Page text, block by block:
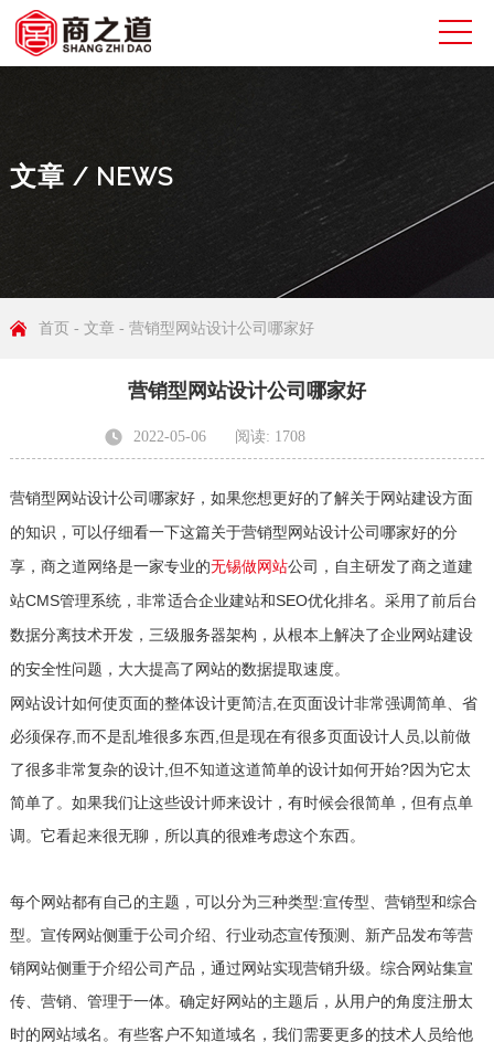
文章 / NEWS
首页 - 文章- 营销型网站设计公司哪家好
营销型网站设计公司哪家好
2022-05-06 阅读: 1708
营销型网站设计公司哪家好，如果您想更好的了解关于网站建设方面
的知识，可以仔细看一下这篇关于营销型网站设计公司哪家好的分
享，商之道网络是一家专业的无锡做网站公司，自主研发了商之道建
站CMS管理系统，非常适合企业建站和SEO优化排名。采用了前后台
数据分离技术开发，三级服务器架构，从根本上解决了企业网站建设
的安全性问题，大大提高了网站的数据提取速度。
网站设计如何使页面的整体设计更简洁,在页面设计非常强调简单、省
必须保存,而不是乱堆很多东西,但是现在有很多页面设计人员,以前做
了很多非常复杂的设计,但不知道这道简单的设计如何开始?因为它太
简单了。如果我们让这些设计师来设计，有时候会很简单，但有点单
调。它看起来很无聊，所以真的很难考虑这个东西。
每个网站都有自己的主题，可以分为三种类型:宣传型、营销型和综合
型。宣传网站侧重于公司介绍、行业动态宣传预测、新产品发布等营
销网站侧重于介绍公司产品，通过网站实现营销升级。综合网站集宣
传、营销、管理于一体。确定好网站的主题后，从用户的角度注册太
时的网站域名。有些客户不知道域名，我们需要更多的技术人员给他